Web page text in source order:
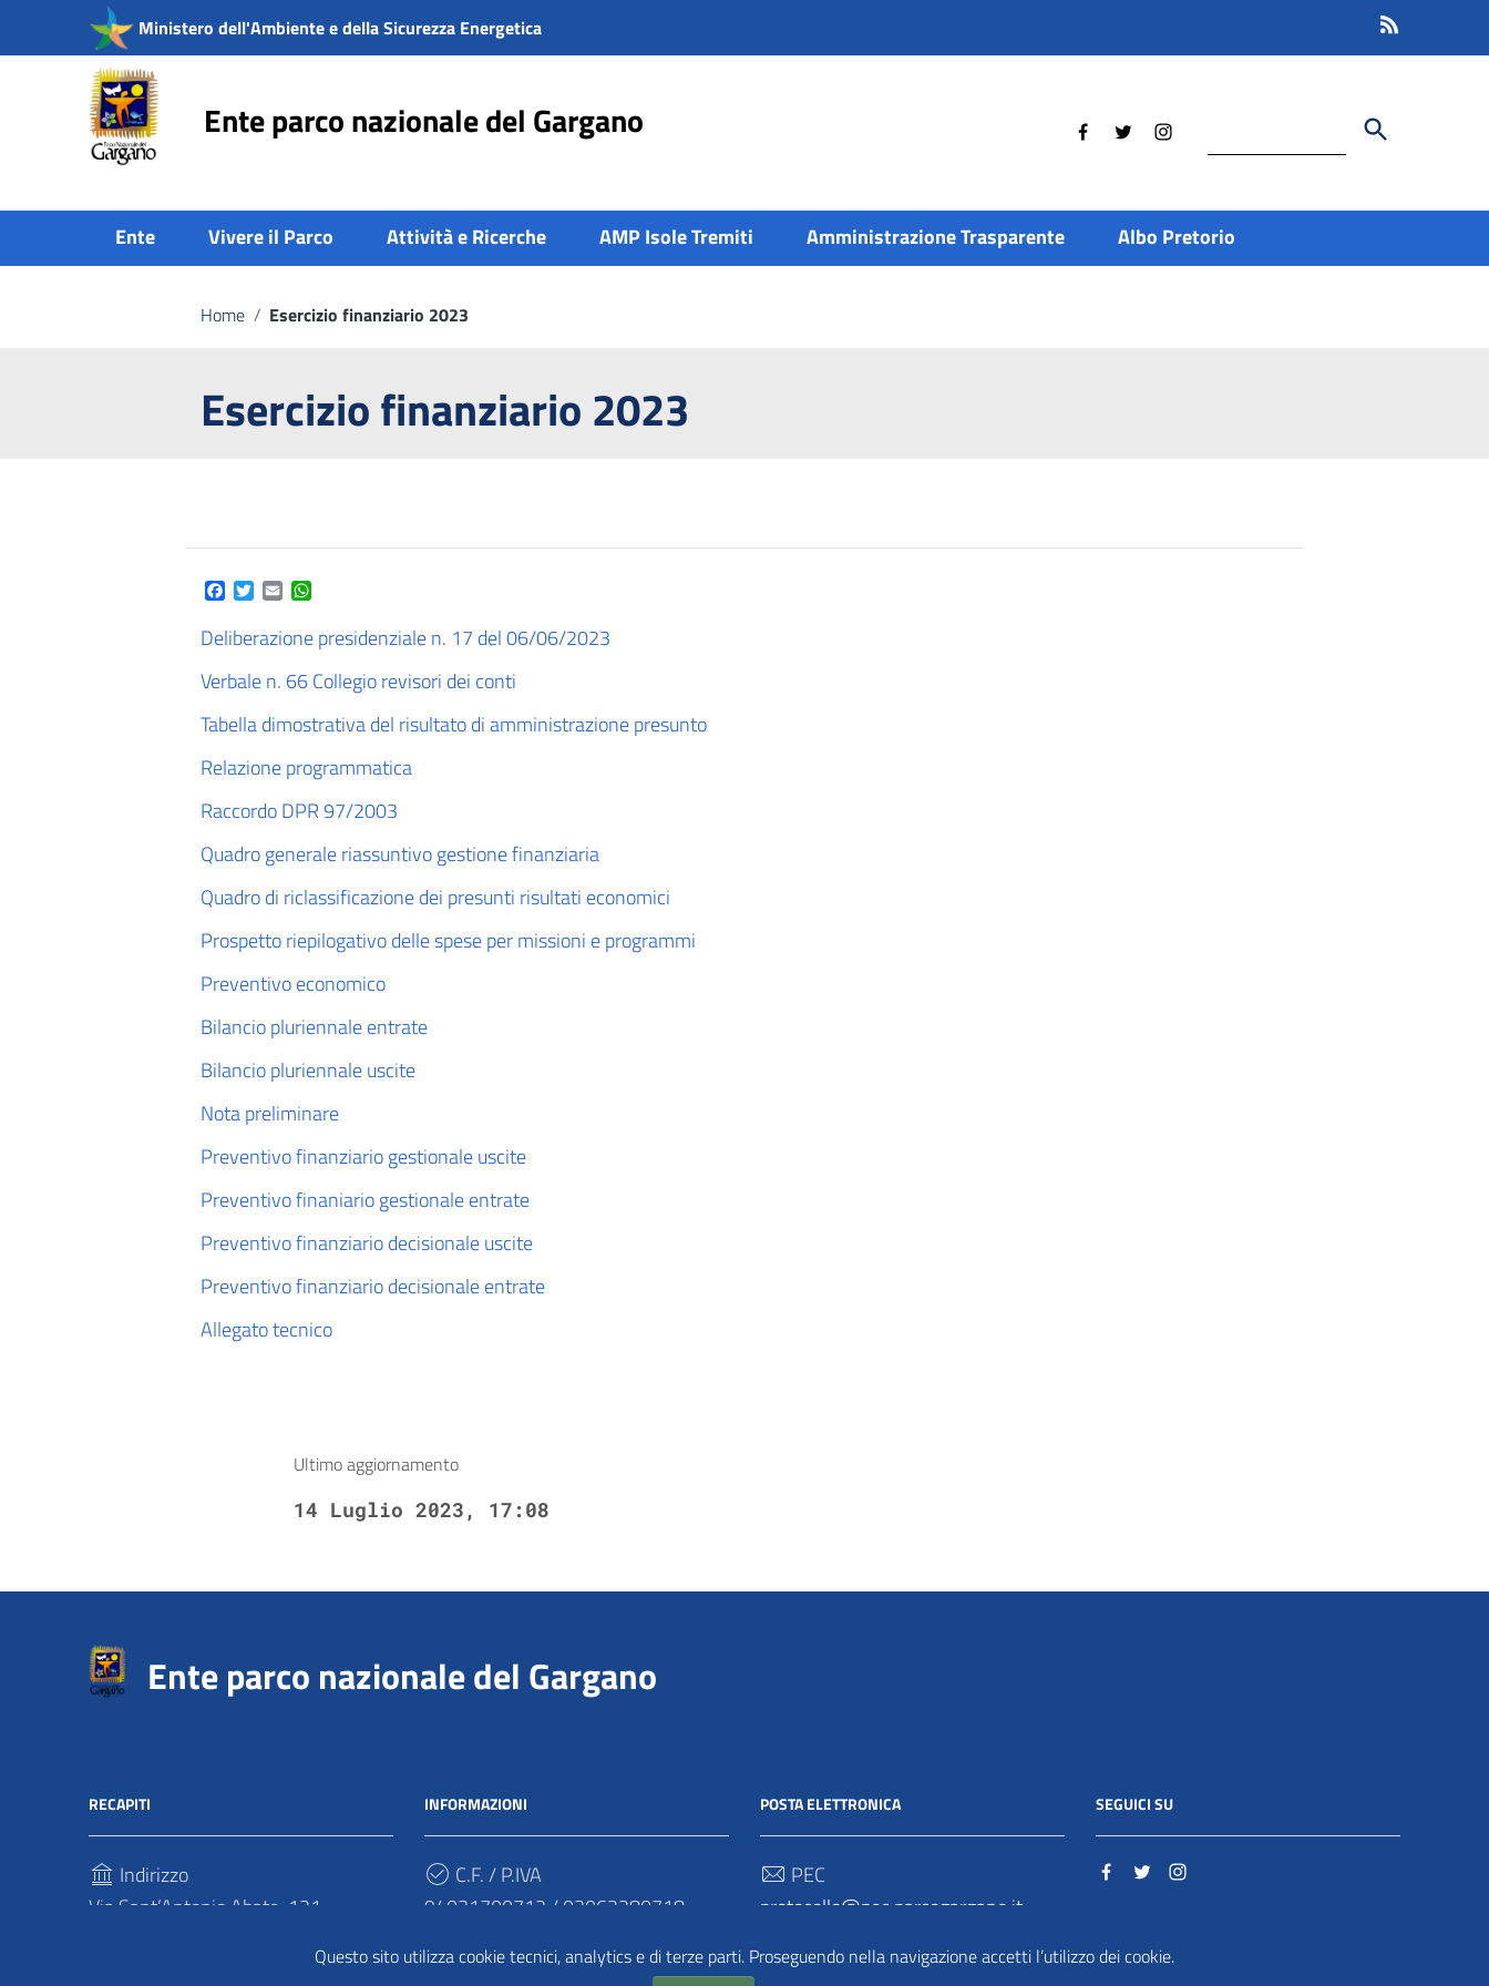
Questo sito utilizza cookie tecnici, analytics e di terze parti. Proseguendo nella navigazione accetti l’utilizzo dei cookie.
Vai ai contenuti
Vai al menu di navigazione
Vai al footer
Ministero dell'Ambiente e della Sicurezza Energetica
Ente parco nazionale del Gargano Cerca
Ente Vivere il Parco Attività e Ricerche AMP Isole Tremiti Amministrazione Trasparente Albo Pretorio
Home / Esercizio finanziario 2023
Esercizio finanziario 2023
Facebook
Twitter
Email
Deliberazione presidenziale n. 17 del 06/06/2023
Verbale n. 66 Collegio revisori dei conti
Tabella dimostrativa del risultato di amministrazione presunto
Relazione programmatica
Raccordo DPR 97/2003
Quadro generale riassuntivo gestione finanziaria
Quadro di riclassificazione dei presunti risultati economici
Prospetto riepilogativo delle spese per missioni e programmi
Preventivo economico
Bilancio pluriennale entrate
Bilancio pluriennale uscite
Nota preliminare
Preventivo finanziario gestionale uscite
Preventivo finaniario gestionale entrate
Preventivo finanziario decisionale uscite
Preventivo finanziario decisionale entrate
Allegato tecnico
Ultimo aggiornamento
14 Luglio 2023, 17:08
Ente parco nazionale del Gargano
RECAPITI
Indirizzo
Via Sant’Antonio Abate, 121
INFORMAZIONI
C.F. / P.IVA
94031700712 / 03062280718
Cod. Univoco
POSTA ELETTRONICA
PEC
protocollo@pec.parcogargano.it
TRASPARENZA
SEGUICI SU